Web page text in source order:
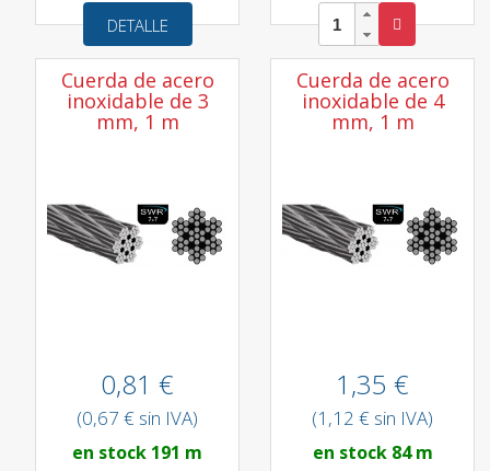
DETALLE
Cuerda de acero
inoxidable de 3
mm, 1 m
0,81 €
(0,67 € sin IVA)
en stock 191 m
Cuerda de acero
inoxidable de 4
mm, 1 m
1,35 €
(1,12 € sin IVA)
en stock 84 m